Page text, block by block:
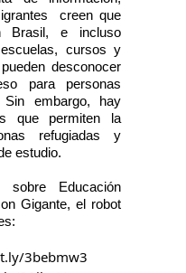
creen que
Brasil, e incluso
cursos y
desconocer
para personas
Sin embargo, hay
que permiten la
refugiadas y
estudio.
Educación
Gigante, el robot
3bebmw3